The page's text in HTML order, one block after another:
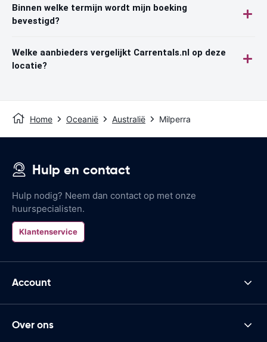
Binnen welke termijn wordt mijn boeking
bevestigd?
Welke aanbieders vergelijkt Carrentals.nl op deze
locatie?
Home Oceanië Australië Milperra
Hulp en contact
Hulp nodig? Neem dan contact op met onze
huurspecialisten.
Klantenservice
Account
Over ons